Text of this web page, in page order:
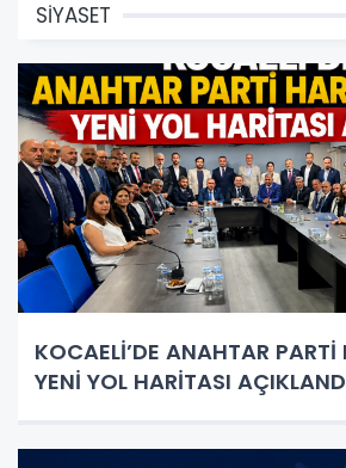
SİYASET
KOCAELİ’DE ANAHTAR PARTİ
YENİ YOL HARİTASI